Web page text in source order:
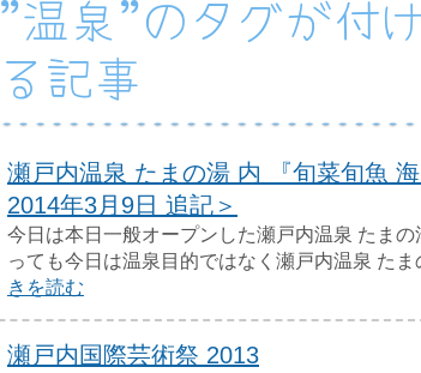
”温泉”のタグが付
る記事
瀬戸内温泉 たまの湯 内 『旬菜旬魚
2014年3月9日 追記＞
今日は本日一般オープンした瀬戸内温泉 たま
っても今日は温泉目的ではなく瀬戸内温泉 た
きを読む
瀬戸内国際芸術祭 2013